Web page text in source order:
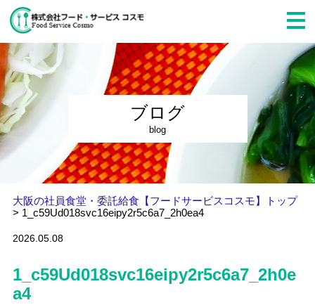
ブログ
blog
大阪の社員食堂・委託給食【フードサービスコスモ】トップ
> 1_c59Ud018svc16eipy2r5c6a7_2h0ea4
2026.05.08
1_c59Ud018svc16eipy2r5c6a7_2h0e
a4